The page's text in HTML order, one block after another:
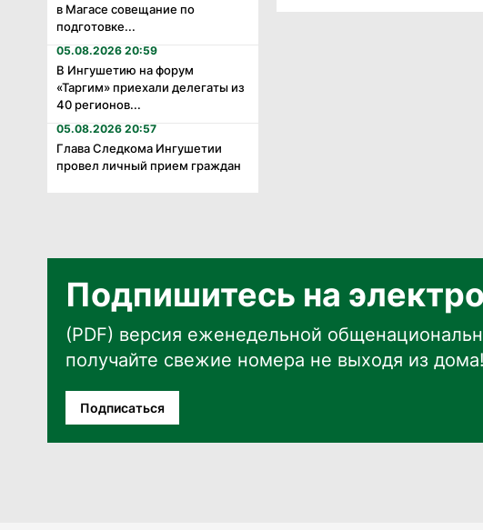
в Магасе совещание по
подготовке...
05.08.2026 20:59
В Ингушетию на форум
«Таргим» приехали делегаты из
40 регионов...
05.08.2026 20:57
Глава Следкома Ингушетии
провел личный прием граждан
Подпишитесь на
(PDF) версия еженедельной
получайте свежие номера не выходя из дома!
Подписаться